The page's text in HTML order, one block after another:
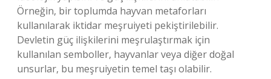
Örneğin, bir toplumda hayvan metaforları
kullanılarak iktidar meşruiyeti pekiştirilebilir.
Devletin güç ilişkilerini meşrulaştırmak için
kullanılan semboller, hayvanlar veya diğer doğal
unsurlar, bu meşruiyetin temel taşı olabilir.